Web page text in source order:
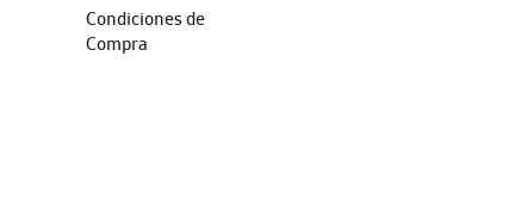
Condiciones de
Compra